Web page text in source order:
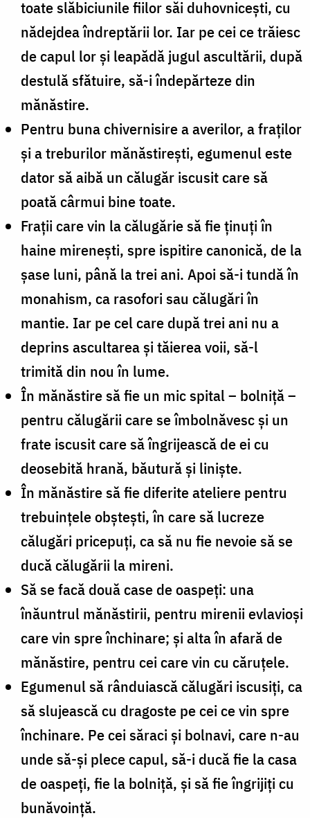
toate slăbiciunile fiilor săi duhovniceşti, cu
nădejdea îndreptării lor. Iar pe cei ce trăiesc
de capul lor şi leapădă jugul ascultării, după
destulă sfătuire, să-i îndepărteze din
mănăstire.
Pentru buna chivernisire a averilor, a fraţilor
şi a treburilor mănăstireşti, egumenul este
dator să aibă un călugăr iscusit care să
poată cârmui bine toate.
Fraţii care vin la călugărie să fie ţinuţi în
haine mireneşti, spre ispitire canonică, de la
şase luni, până la trei ani. Apoi să-i tundă în
monahism, ca rasofori sau călugări în
mantie. Iar pe cel care după trei ani nu a
deprins ascultarea şi tăierea voii, să-l
trimită din nou în lume.
În mănăstire să fie un mic spital – bolniţă –
pentru călugării care se îmbolnăvesc şi un
frate iscusit care să îngrijească de ei cu
deosebită hrană, băutură şi linişte.
În mănăstire să fie diferite ateliere pentru
trebuinţele obşteşti, în care să lucreze
călugări pricepuţi, ca să nu fie nevoie să se
ducă călugării la mireni.
Să se facă două case de oaspeţi: una
înăuntrul mănăstirii, pentru mirenii evlavioşi
care vin spre închinare; şi alta în afară de
mănăstire, pentru cei care vin cu căruţele.
Egumenul să rânduiască călugări iscusiţi, ca
să slujească cu dragoste pe cei ce vin spre
închinare. Pe cei săraci şi bolnavi, care n-au
unde să-şi plece capul, să-i ducă fie la casa
de oaspeţi, fie la bolniţă, şi să fie îngrijiţi cu
bunăvoinţă.